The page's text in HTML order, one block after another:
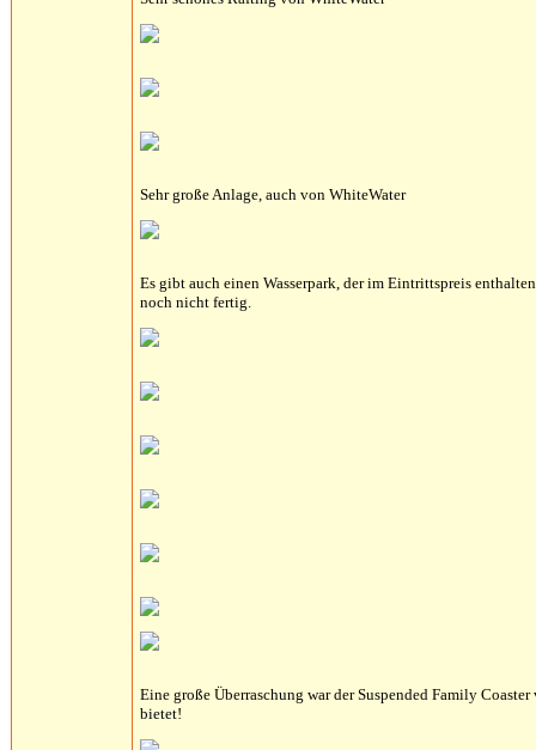
Sehr große Anlage, auch von WhiteWater
Es gibt auch einen Wasserpark, der im Eintrittspreis
noch nicht fertig.
Eine große Überraschung war der Suspended Family
bietet!